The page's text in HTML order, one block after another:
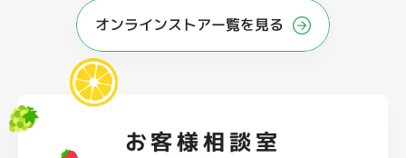
オンラインストアー覧を見る
お客様相談室